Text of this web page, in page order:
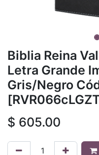
Biblia Reina
Letra Grande
Gris/Negro
$ 605.00